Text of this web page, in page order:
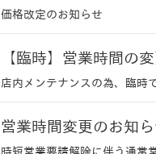
価格改定のお知らせ
【臨時】営業時間の
店内メンテナンスの為、臨時
営業時間変更のお知